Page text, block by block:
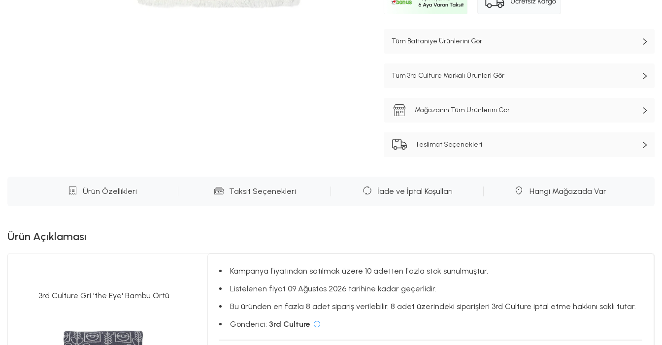
Tüm Battaniye Ürünlerini Gör
Tüm 3rd Culture Markalı Ürünleri Gör
Mağazanın Tüm Ürünlerini Gör
Teslimat Seçenekleri
Ürün Özellikleri Taksit Seçenekleri İade ve İptal Koşulları Hangi Mağazada Var
Ürün Açıklaması
3rd Culture Gri 'the Eye' Bambu Örtü
Kampanya fiyatından satılmak üzere 10 adetten fazla stok sunulmuştur.
Listelenen fiyat 09 Ağustos 2026 tarihine kadar geçerlidir.
Bu üründen en fazla 8 adet sipariş verilebilir. 8 adet üzerindeki siparişleri 3rd Culture iptal etme hakkını saklı tutar.
Gönderici: 3rd Culture